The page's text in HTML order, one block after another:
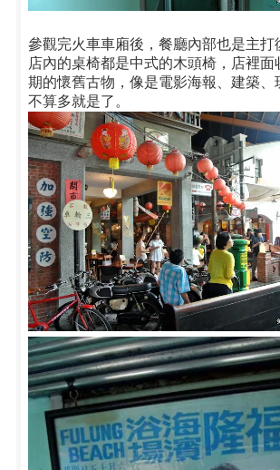
參觀完火車車廂後，餐廳內部也是主打
店內的桌椅都是中式的木頭椅，店裡
期的懷舊古物，像是電影海報、建築、
不算多就是了。